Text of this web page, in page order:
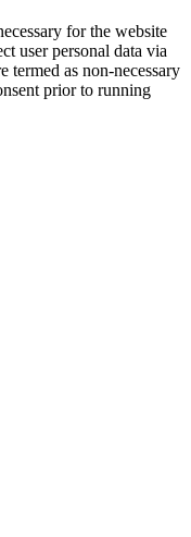
for the website
user personal data via
termed as non-necessary
prior to running